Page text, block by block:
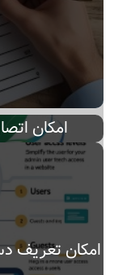
امکان
امکان تعریف